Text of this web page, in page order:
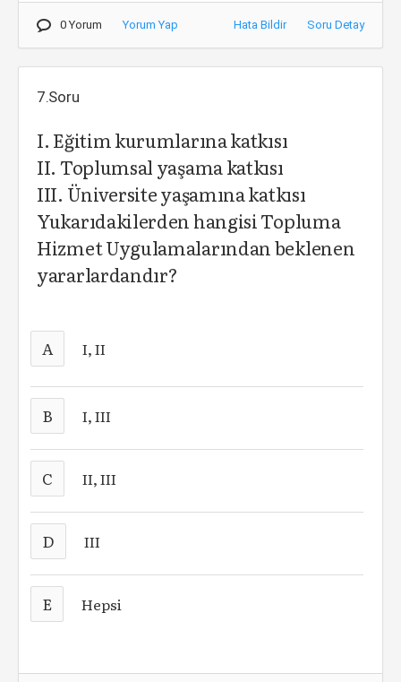
0 Yorum Yorum Yap Hata Bildir Soru Detay
7.Soru
I. Eğitim kurumlarına katkısı
II. Toplumsal yaşama katkısı
III. Üniversite yaşamına katkısı
Yukarıdakilerden hangisi Topluma
Hizmet Uygulamalarından beklenen
yararlardandır?
A I, II
B I, III
C II, III
D III
E Hepsi